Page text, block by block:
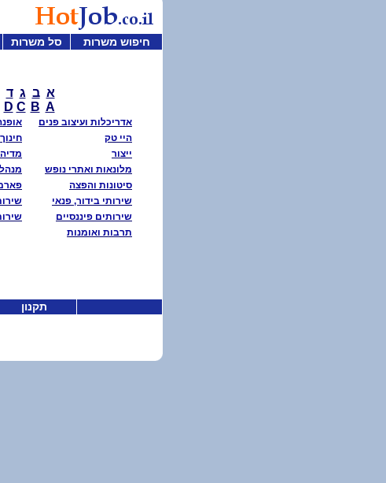
חיפוש משרות סל משרות
א ב ג ד
A
B
C
D
אדריכלות ועיצוב פנים
היי טק
חינוך
ייצור
מלונאות ואתרי נופש
מנהל
סיטונות והפצה
שירותי בידור, פנאי
שירותים פיננסיים
תרבות ואומנות
תקנון